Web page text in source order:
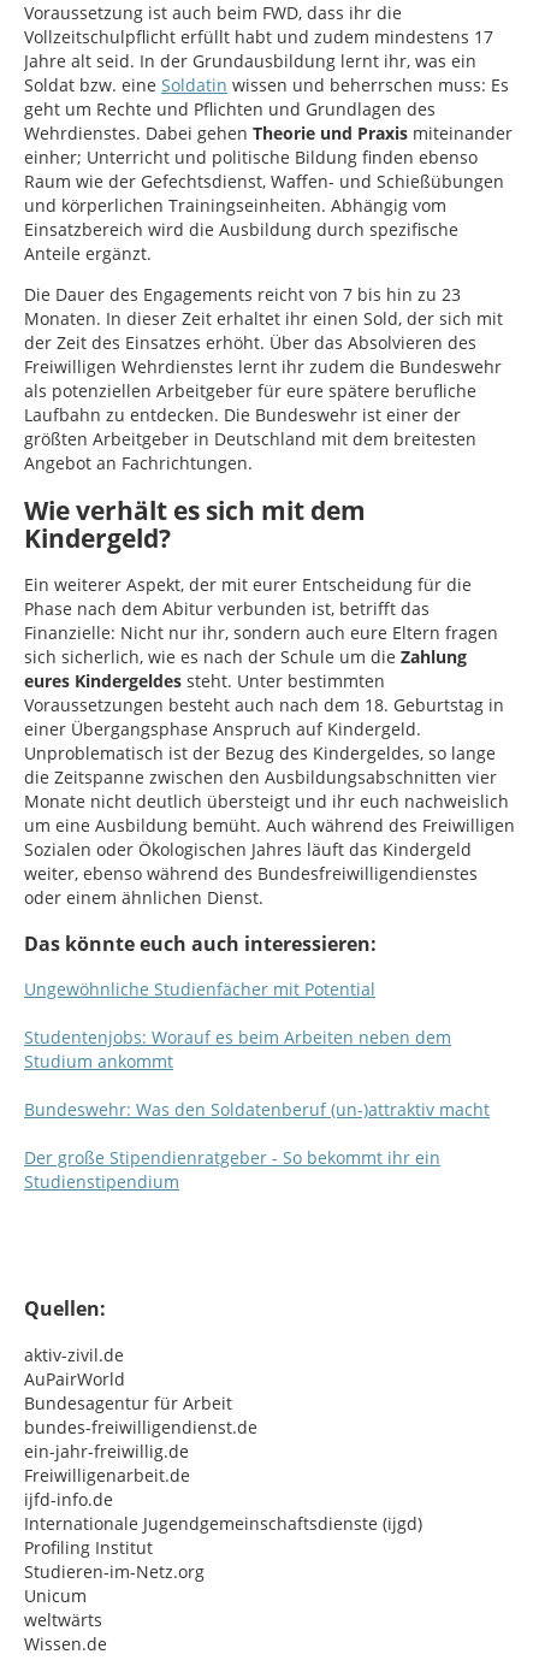
Voraussetzung ist auch beim FWD, dass ihr die
Vollzeitschulpflicht erfüllt habt und zudem mindestens 17
Jahre alt seid. In der Grundausbildung lernt ihr, was ein
Soldat bzw. eine Soldatin wissen und beherrschen muss: Es
geht um Rechte und Pflichten und Grundlagen des
Wehrdienstes. Dabei gehen Theorie und Praxis miteinander
einher; Unterricht und politische Bildung finden ebenso
Raum wie der Gefechtsdienst, Waffen- und Schießübungen
und körperlichen Trainingseinheiten. Abhängig vom
Einsatzbereich wird die Ausbildung durch spezifische
Anteile ergänzt.
Die Dauer des Engagements reicht von 7 bis hin zu 23
Monaten. In dieser Zeit erhaltet ihr einen Sold, der sich mit
der Zeit des Einsatzes erhöht. Über das Absolvieren des
Freiwilligen Wehrdienstes lernt ihr zudem die Bundeswehr
als potenziellen Arbeitgeber für eure spätere berufliche
Laufbahn zu entdecken. Die Bundeswehr ist einer der
größten Arbeitgeber in Deutschland mit dem breitesten
Angebot an Fachrichtungen.
Wie verhält es sich mit dem
Kindergeld?
Ein weiterer Aspekt, der mit eurer Entscheidung für die
Phase nach dem Abitur verbunden ist, betrifft das
Finanzielle: Nicht nur ihr, sondern auch eure Eltern fragen
sich sicherlich, wie es nach der Schule um die Zahlung
eures Kindergeldes steht. Unter bestimmten
Voraussetzungen besteht auch nach dem 18. Geburtstag in
einer Übergangsphase Anspruch auf Kindergeld.
Unproblematisch ist der Bezug des Kindergeldes, so lange
die Zeitspanne zwischen den Ausbildungsabschnitten vier
Monate nicht deutlich übersteigt und ihr euch nachweislich
um eine Ausbildung bemüht. Auch während des Freiwilligen
Sozialen oder Ökologischen Jahres läuft das Kindergeld
weiter, ebenso während des Bundesfreiwilligendienstes
oder einem ähnlichen Dienst.
Das könnte euch auch interessieren:
Ungewöhnliche Studienfächer mit Potential
Studentenjobs: Worauf es beim Arbeiten neben dem
Studium ankommt
Bundeswehr: Was den Soldatenberuf (un-)attraktiv macht
Der große Stipendienratgeber - So bekommt ihr ein
Studienstipendium
Quellen:
aktiv-zivil.de
AuPairWorld
Bundesagentur für Arbeit
bundes-freiwilligendienst.de
ein-jahr-freiwillig.de
Freiwilligenarbeit.de
ijfd-info.de
Internationale Jugendgemeinschaftsdienste (ijgd)
Profiling Institut
Studieren-im-Netz.org
Unicum
weltwärts
Wissen.de